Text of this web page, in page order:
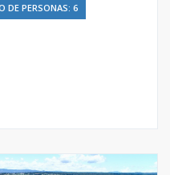
DE PERSONAS: 6